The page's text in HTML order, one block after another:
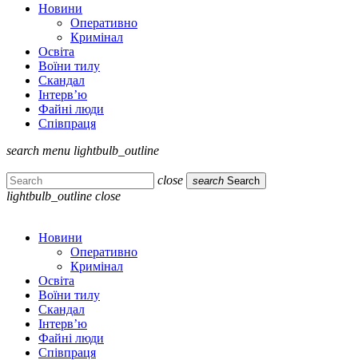
Новини
Оперативно
Кримінал
Освіта
Воїни тилу
Скандал
Інтерв’ю
Файні люди
Співпраця
search menu lightbulb_outline
close search Search
lightbulb_outline close
Новини
Оперативно
Кримінал
Освіта
Воїни тилу
Скандал
Інтерв’ю
Файні люди
Співпраця